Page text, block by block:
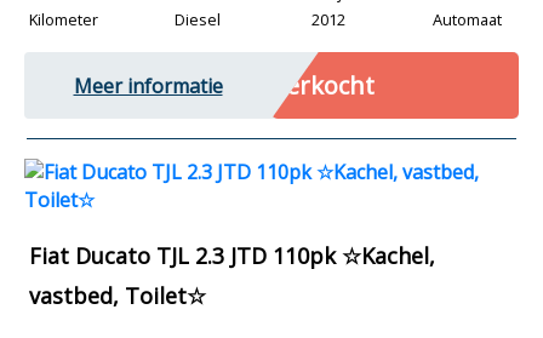
Kilometer
Diesel
2012
Automaat
Meer informatie Verkocht
Fiat Ducato TJL 2.3 JTD 110pk ☆Kachel,
vastbed, Toilet☆